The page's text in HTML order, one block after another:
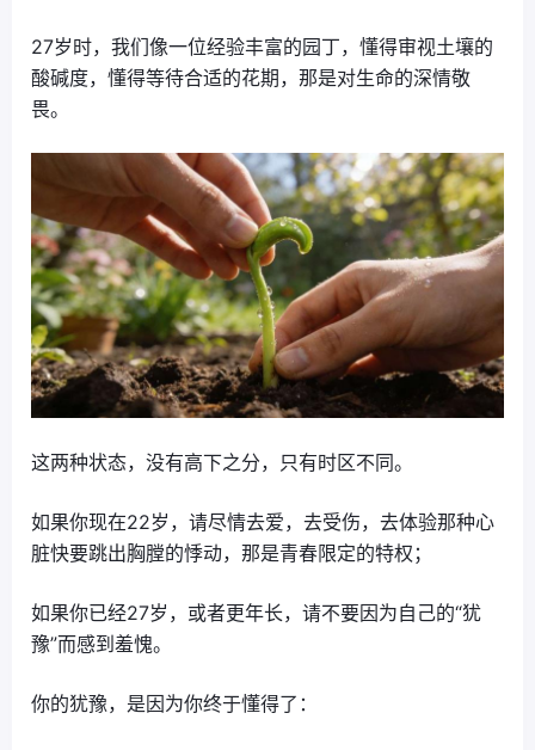
27岁时，我们像一位经验丰富的园丁，懂得审视土壤的
酸碱度，懂得等待合适的花期，那是对生命的深情敬
畏。
这两种状态，没有高下之分，只有时区不同。
如果你现在22岁，请尽情去爱，去受伤，去体验那种心
脏快要跳出胸膛的悸动，那是青春限定的特权；
如果你已经27岁，或者更年长，请不要因为自己的“犹
豫”而感到羞愧。
你的犹豫，是因为你终于懂得了：